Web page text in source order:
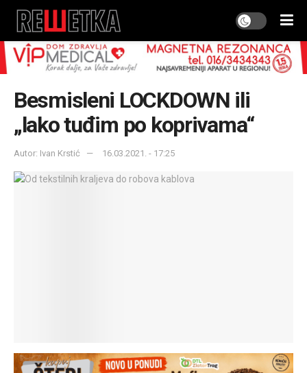
Besmisleni LOCKDOWN ili
„lako tuđim po koprivama“
Autor: Ivan Krstić 16.03.2021. - 17:25